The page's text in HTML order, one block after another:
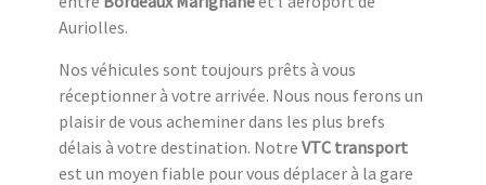
Auriolles.
Nos véhicules sont toujours prêts à vous
réceptionner à votre arrivée. Nous nous ferons un
plaisir de vous acheminer dans les plus brefs
délais à votre destination. Notre VTC transport
est un moyen fiable pour vous déplacer à la gare